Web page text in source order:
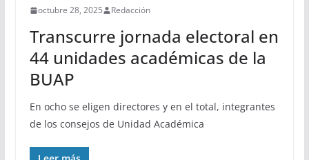
octubre 28, 2025 Redacción
Transcurre jornada electoral en
44 unidades académicas de la
BUAP
En ocho se eligen directores y en el total, integrantes
de los consejos de Unidad Académica